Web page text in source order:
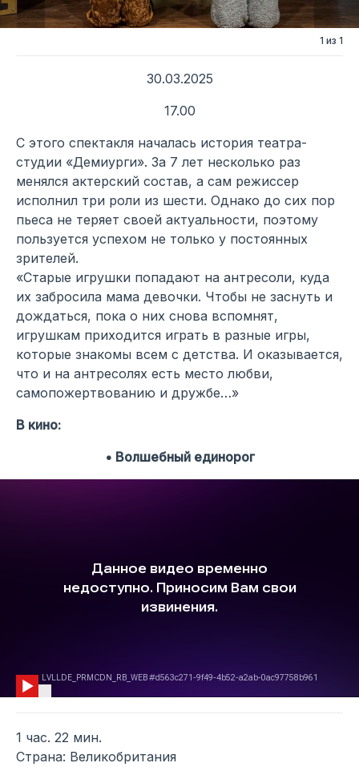
1 из 1
30.03.2025
17.00
С этого спектакля началась история театра-
студии «Демиурги». За 7 лет несколько раз
менялся актерский состав, а сам режиссер
исполнил три роли из шести. Однако до сих пор
пьеса не теряет своей актуальности, поэтому
пользуется успехом не только у постоянных
зрителей.
«Старые игрушки попадают на антресоли, куда
их забросила мама девочки. Чтобы не заснуть и
дождаться, пока о них снова вспомнят,
игрушкам приходится играть в разные игры,
которые знакомы всем с детства. И оказывается,
что и на антресолях есть место любви,
самопожертвованию и дружбе…»
В кино:
• Волшебный единорог
1 час. 22 мин.
Страна: Великобритания